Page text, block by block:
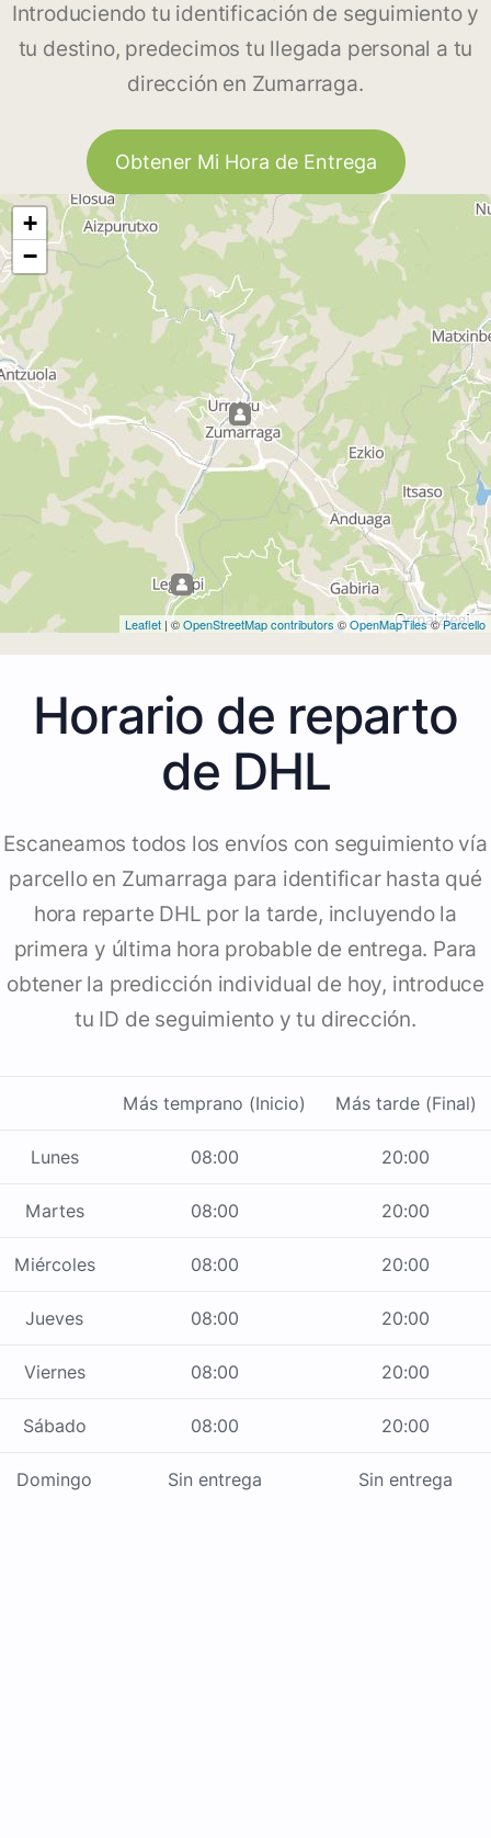
Introduciendo tu identificación de seguimiento y
tu destino, predecimos tu llegada personal a tu
dirección en Zumarraga.
Obtener Mi Hora de Entrega
+
−
Leaflet | ©OpenStreetMap contributors ©OpenMapTiles©Parcello
Horario de reparto
de DHL
Escaneamos todos los envíos con seguimiento vía
parcello en Zumarraga para identificar hasta qué
hora reparte DHL por la tarde, incluyendo la
primera y última hora probable de entrega. Para
obtener la predicción individual de hoy, introduce
tu ID de seguimiento y tu dirección.
Más temprano (Inicio) Más tarde (Final)
Lunes 08:00 20:00
Martes 08:00 20:00
Miércoles 08:00 20:00
Jueves 08:00 20:00
Viernes 08:00 20:00
Sábado 08:00 20:00
Domingo Sin entrega Sin entrega